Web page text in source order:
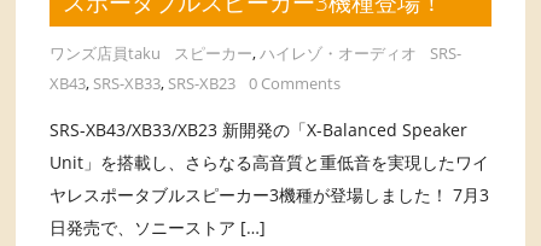
ワンズ店員taku スピーカー,ハイレゾ・オーディオ
SRS-
XB43, SRS-XB33, SRS-XB23 0 Comments
SRS-XB43/XB33/XB23 新開発の「X-Balanced Speaker
Unit」を搭載し、さらなる高音質と重低音を実現したワイ
ヤレスポータブルスピーカー3機種が登場しました！ 7月3
日発売で、ソニーストア […]